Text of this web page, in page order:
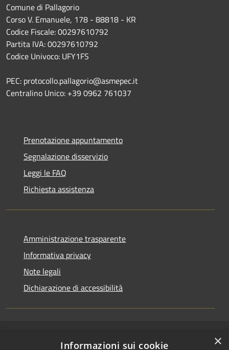
Comune di Pallagorio
Corso V. Emanuele, 178 - 88818 - KR
Codice Fiscale: 00297610792
Partita IVA: 00297610792
Codice Univoco: UFY1FS
PEC: protocollo.pallagorio@asmepec.it
Centralino Unico: +39 0962 761037
Prenotazione appuntamento
Segnalazione disservizio
Leggi le FAQ
Richiesta assistenza
Amministrazione trasparente
Informativa privacy
Note legali
Dichiarazione di accessibilità
Copyright © 2026 • Comune di×
Informazioni sui cookie